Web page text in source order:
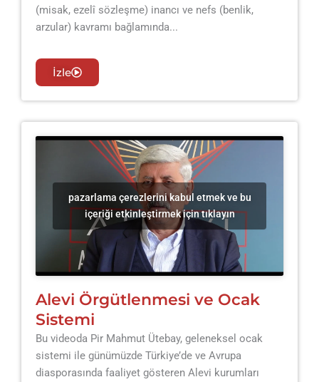
(misak, ezelî sözleşme) inancı ve nefs (benlik,
arzular) kavramı bağlamında...
İzle
pazarlama çerezlerini kabul etmek ve bu
içeriği etkinleştirmek için tıklayın
Alevi Örgütlenmesi ve Ocak
Sistemi
Bu videoda Pir Mahmut Ütebay, geleneksel ocak
sistemi ile günümüzde Türkiye’de ve Avrupa
diasporasında faaliyet gösteren Alevi kurumları